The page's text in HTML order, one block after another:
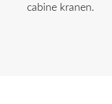
cabine kranen.